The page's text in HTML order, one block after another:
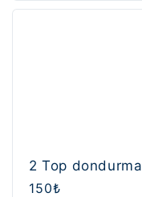
2 Top dondurma
Normal
150₺